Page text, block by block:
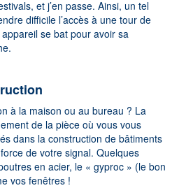
et j’en passe. Ainsi, un tel
difficile l’accès à une tour de
se bat pour avoir sa
à la maison ou au bureau ? La
de la pièce où vous vous
dans la construction de bâtiments
de votre signal. Quelques
en acier, le « gyproc » (le bon
vos fenêtres !